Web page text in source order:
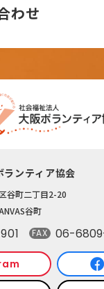
わせ
ンティア協会
谷町二丁目2-20
谷町
FAX 06-